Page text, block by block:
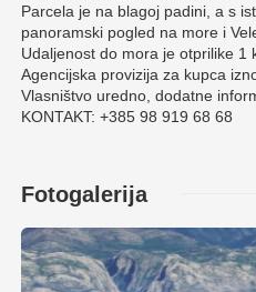
Parcela je na blagoj padini, a s
panoramski pogled na more i
Udaljenost do mora je otprilike 1
Agencijska provizija za kupca
Vlasništvo uredno, dodatne
KONTAKT: +385 98 919 68 68
Fotogalerija